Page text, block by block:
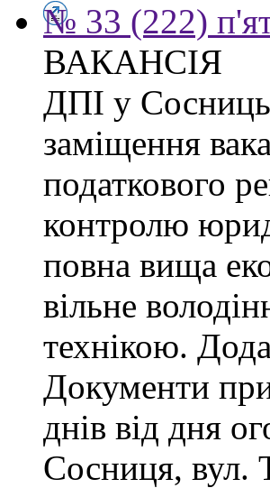
№ 33 (222)
ВАКАНСІЯ
ДПІ у
заміщення
податкового
контролю
повна вища
вільне
технікою.
Документи
днів від дня
Сосниця, вул.